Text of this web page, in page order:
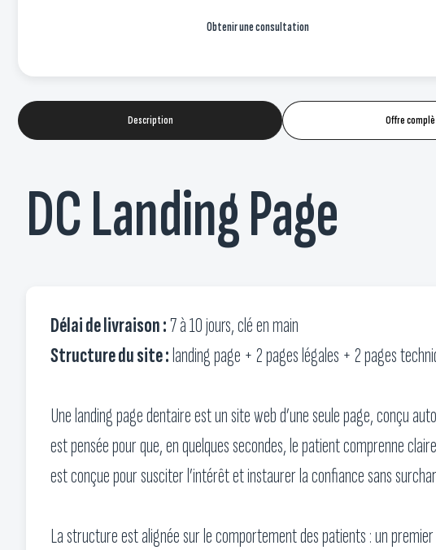
Obtenir une consultation
Description Offre
DC Landing Page
Délai de livraison :7 à 10 jours, clé en main
Structure du site :landing page + 2 pages légales + 2 pages
Une landing page dentaire est un site web d’une seule page, conçu
est pensée pour que, en quelques secondes, le patient comprenne
est conçue pour susciter l’intérêt et instaurer la confiance sans
La structure est alignée sur le comportement des patients : un